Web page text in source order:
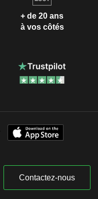
+ de 20 ans
à vos côtés
Contactez-nous